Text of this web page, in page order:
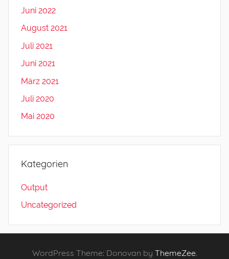
Juni 2022
August 2021
Juli 2021
Juni 2021
März 2021
Juli 2020
Mai 2020
Kategorien
Output
Uncategorized
WordPress Theme: Donovan by ThemeZee.